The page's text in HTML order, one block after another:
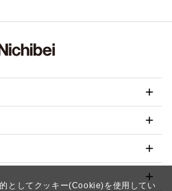
としてクッキー(Cookie)を使用してい